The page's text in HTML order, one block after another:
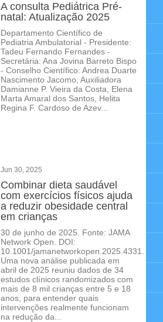
A consulta Pediátrica Pré-
natal: Atualização 2025
Departamento Científico de
Pediatria Ambulatorial - Presidente:
Tadeu Fernando Fernandes -
Secretária: Ana Jovina Barreto Bispo
- Conselho Científico: Andrea Duarte
Nascimento Jacomo, Auxiliadora
Damianne P. Vieira da Costa, Elena
Marta Amaral dos Santos, Helita
Regina F. Cardoso de Azev...
Jun 30, 2025
Combinar dieta saudável
com exercícios físicos ajuda
a reduzir obesidade central
em crianças
30 de junho de 2025. Fonte: JAMA
Network Open. DOI:
10.1001/jamanetworkopen.2025.4331.
Uma nova análise publicada em
abril de 2025 reuniu dados de 34
estudos clínicos randomizados com
mais de 8 mil crianças entre 5 e 18
anos, para entender quais
intervenções realmente funcionam
na redução da...